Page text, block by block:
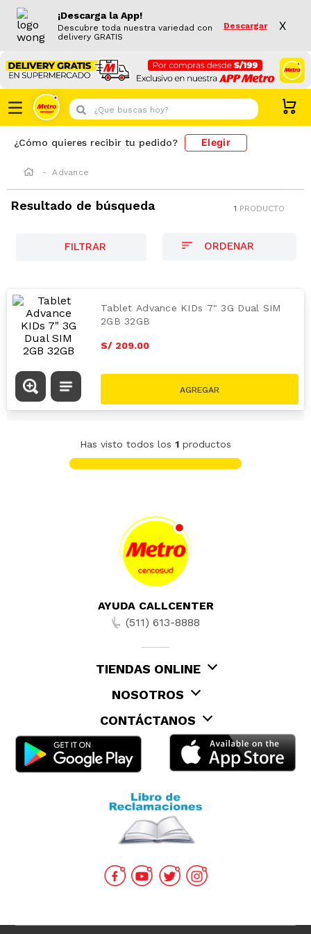
¡Descarga la App!
Descubre toda nuestra variedad con
delivery GRATIS
Descargar X
¿Que buscas hoy?
¿Cómo quieres recibir tu pedido? Elegir
Advance
Resultado de búsqueda 1 PRODUCTO
FILTRAR
Tablet Advance KIDs 7" 3G Dual SIM
2GB 32GB
S/ 209.00
Has visto todos los 1 productos
AYUDA CALLCENTER
(511) 613-8888
TIENDAS ONLINE
NOSOTROS
CONTÁCTANOS